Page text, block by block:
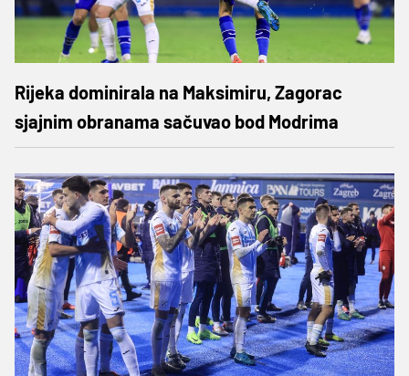
Rijeka dominirala na Maksimiru, Zagorac
sjajnim obranama sačuvao bod Modrima